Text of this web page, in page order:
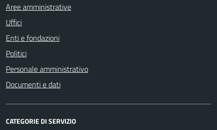
Aree amministrative
Uffici
Enti e fondazioni
Politici
Personale amministrativo
Documenti e dati
CATEGORIE DI SERVIZIO